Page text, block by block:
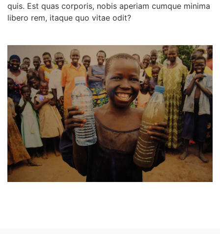
quis. Est quas corporis, nobis aperiam cumque minima
libero rem, itaque quo vitae odit?